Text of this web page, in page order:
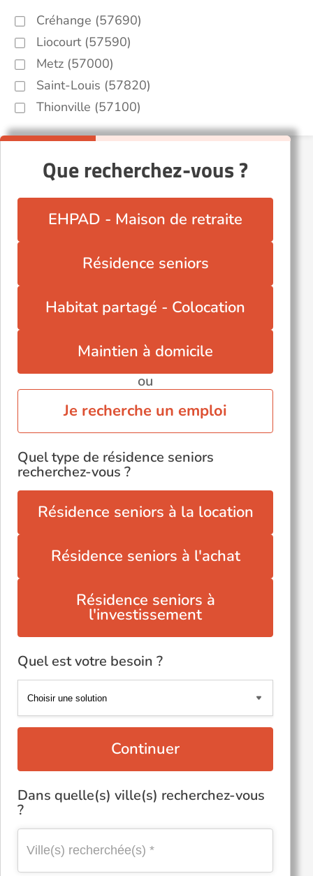
Créhange (57690)
Liocourt (57590)
Metz (57000)
Saint-Louis (57820)
Thionville (57100)
Que recherchez-vous ?
EHPAD - Maison de retraite
Résidence seniors
Habitat partagé - Colocation
Maintien à domicile
ou
Je recherche un emploi
Quel type de résidence seniors
recherchez-vous ?
Résidence seniors à la location
Résidence seniors à l'achat
Résidence seniors à
l'investissement
Quel est votre besoin ?
Continuer
Dans quelle(s) ville(s) recherchez-vous
?